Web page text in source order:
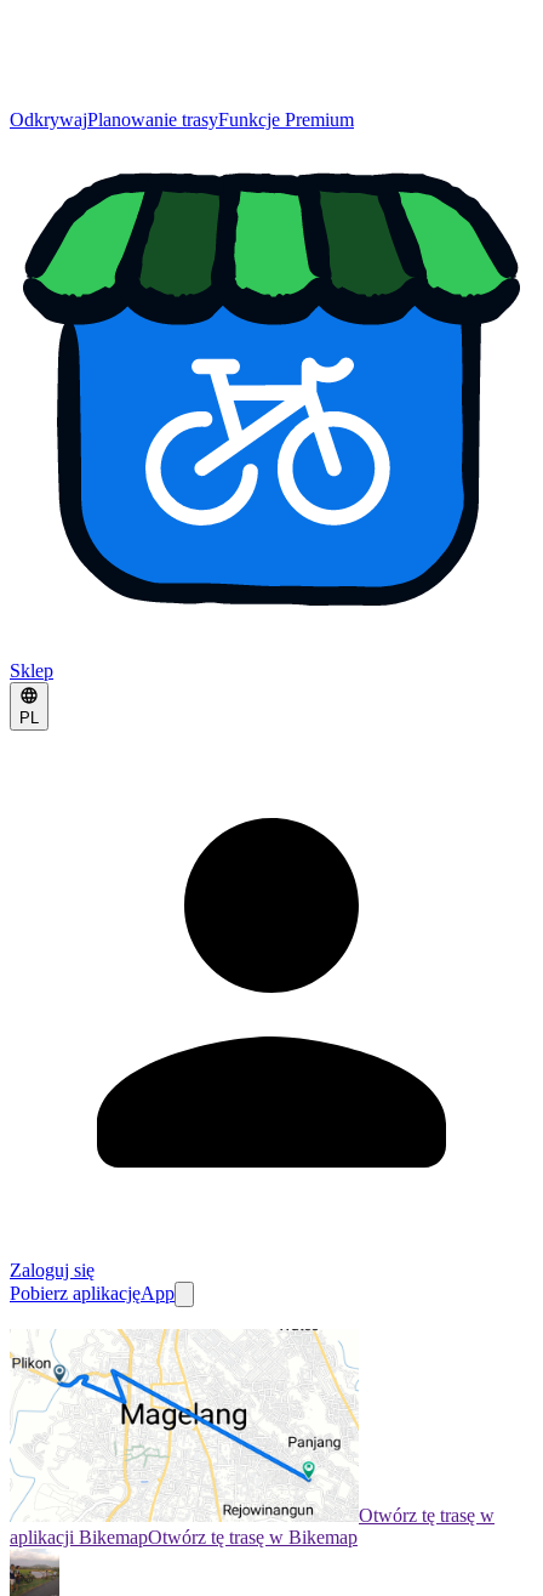
OdkrywajPlanowanie trasyFunkcje Premium
Sklep
PL
Zaloguj się
Pobierz aplikacjęApp
Otwórz tę trasę w
aplikacji BikemapOtwórz tę trasę w Bikemap